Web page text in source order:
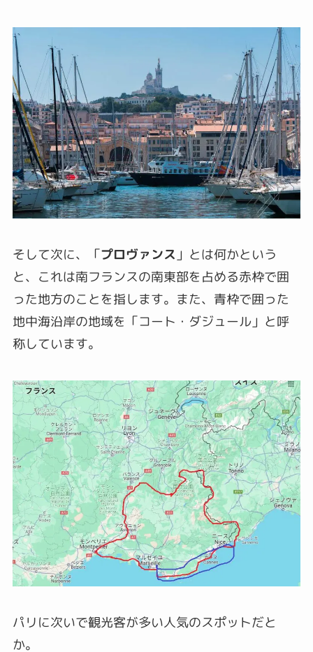
そして次に、「プロヴァンス」とは何かという
と、これは南フランスの南東部を占める赤枠で囲
った地方のことを指します。また、青枠で囲った
地中海沿岸の地域を「コート・ダジュール」と呼
称しています。
パリに次いで観光客が多い人気のスポットだと
か。